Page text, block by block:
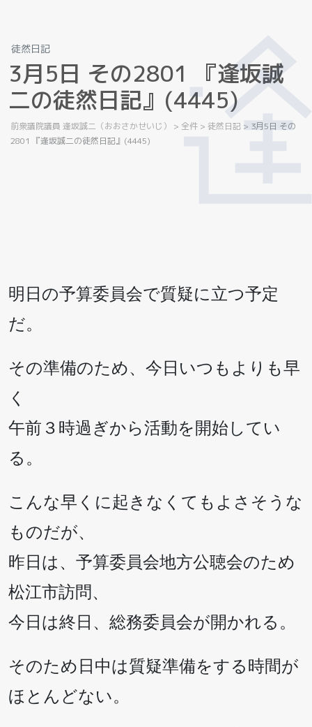
徒然日記
3月5日 その2801 『逢坂誠
二の徒然日記』 (4445)
前衆議院議員 逢坂誠二（おおさかせいじ） > 全件 > 徒然日記 > 3月5日 その
2801 『逢坂誠二の徒然日記』(4445)
明日の予算委員会で質疑に立つ予定
だ。
その準備のため、今日いつもよりも早
く
午前３時過ぎから活動を開始してい
る。
こんな早くに起きなくてもよさそうな
ものだが、
昨日は、予算委員会地方公聴会のため
松江市訪問、
今日は終日、総務委員会が開かれる。
そのため日中は質疑準備をする時間が
ほとんどない。